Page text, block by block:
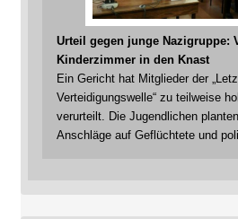
Urteil gegen junge Nazigruppe:
Kinderzimmer in den Knast
Ein Gericht hat Mitglieder der
Verteidigungswelle“ zu teilweise
verurteilt. Die Jugendlichen
Anschläge auf Geflüchtete und